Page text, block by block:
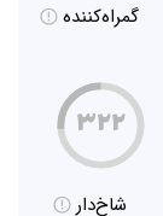
گمراه‌کننده
۳۲۲
شاخ‌دار